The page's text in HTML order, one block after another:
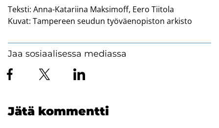
Teksti: Anna-Katariina Maksimoff, Eero Tiitola
Kuvat: Tampereen seudun työväenopiston arkisto
Jaa sosiaalisessa mediassa
Jätä kom­ment­ti